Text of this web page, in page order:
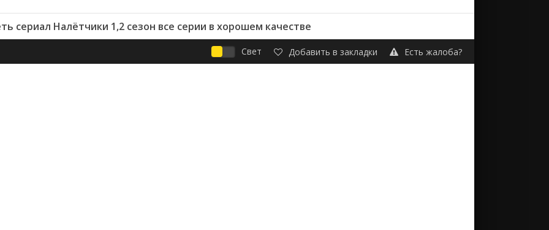
сериал Налётчики 1,2 сезон все серии в хорошем качестве
Свет Добавить в закладки Есть жалоба?